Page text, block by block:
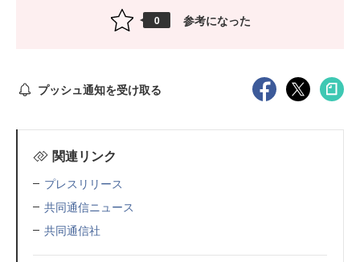
0 参考になった
プッシュ通知を受け取る
関連リンク
プレスリリース
共同通信ニュース
共同通信社